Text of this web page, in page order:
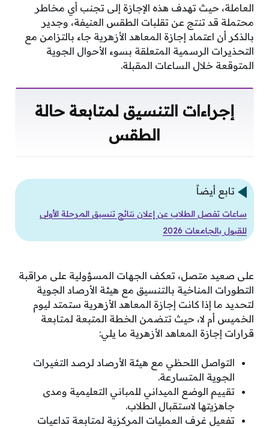
العاملة، حيث تهدف هذه الإجازة إلى تجنب أي مخاطر
محتملة قد تنتج عن تقلبات الطقس العنيفة، وجدير
بالذكر أن اعتماد إجازة المعاهد الأزهرية جاء بالتزامن مع
التحذيرات الرسمية المتعلقة بسوء الأحوال الجوية
المتوقعة خلال الساعات المقبلة.
إجراءات التنسيق لمتابعة حالة
الطقس
تابع أيضاً
ساعات تفصل الطلاب عن إعلان نتائج تنسيق المرحلة الأولى
للقبول بالجامعات 2026
على صعيد متصل، تعكف الجهات المسؤولية على مراقبة
التطورات المناخية بالتنسيق مع هيئة الأرصاد الجوية
لتحديد ما إذا كانت إجازة المعاهد الأزهرية ستمتد ليوم
الخميس أم لا، حيث تتضمن الخطة المتبعة لمتابعة
قرارات إجازة المعاهد الأزهرية ما يلي:
التواصل اللحظي مع هيئة الأرصاد لرصد التغيرات
الجوية المتسارعة.
تقييم الوضع الميداني للمباني التعليمية ومدى
جاهزيتها لاستقبال الطلاب.
تفعيل غرف العمليات المركزية لمتابعة تداعيات